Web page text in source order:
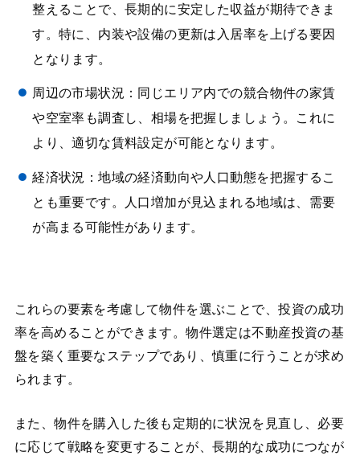
整えることで、長期的に安定した収益が期待できま
す。特に、内装や設備の更新は入居率を上げる要因
となります。
周辺の市場状況：同じエリア内での競合物件の家賃
や空室率も調査し、相場を把握しましょう。これに
より、適切な賃料設定が可能となります。
経済状況：地域の経済動向や人口動態を把握するこ
とも重要です。人口増加が見込まれる地域は、需要
が高まる可能性があります。
これらの要素を考慮して物件を選ぶことで、投資の成功
率を高めることができます。物件選定は不動産投資の基
盤を築く重要なステップであり、慎重に行うことが求め
られます。
また、物件を購入した後も定期的に状況を見直し、必要
に応じて戦略を変更することが、長期的な成功につなが